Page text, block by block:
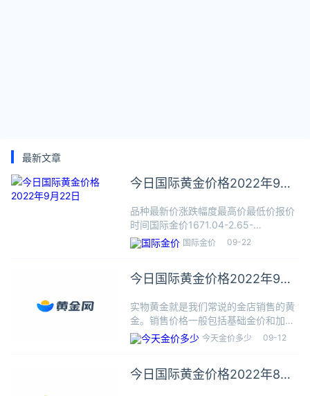
最新文章
今日国际黄金价格2022年9月
品种最新价涨跌幅度最高价最低价报价
时间国际金价1671.04-2.65-
0.16%1673.671670.3006:20:00国际
铂金911.780-4.22-
国际金价 09-22
今日国际黄金价格2022年9月
实物黄金就是我们常说的金店销售的黄
金。销售价格一般包括基础金价和加工
费。基础金价一般参考当日的国际黄金
价格换算成 元/克； 加工费一般与产品
克 不等。品种当前价
今天金价多少 09-12
今日国际黄金价格2022年8月